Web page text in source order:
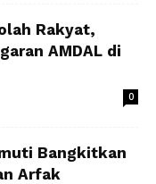
Rakyat,
AMDAL di
0
Bangkitkan
Arfak